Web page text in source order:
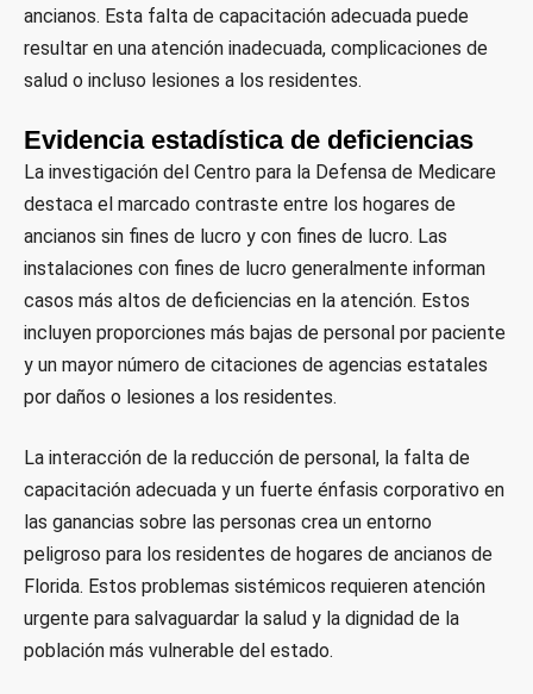
ancianos. Esta falta de capacitación adecuada puede
resultar en una atención inadecuada, complicaciones de
salud o incluso lesiones a los residentes.
Evidencia estadística de deficiencias
La investigación del Centro para la Defensa de Medicare
destaca el marcado contraste entre los hogares de
ancianos sin fines de lucro y con fines de lucro. Las
instalaciones con fines de lucro generalmente informan
casos más altos de deficiencias en la atención. Estos
incluyen proporciones más bajas de personal por paciente
y un mayor número de citaciones de agencias estatales
por daños o lesiones a los residentes.
La interacción de la reducción de personal, la falta de
capacitación adecuada y un fuerte énfasis corporativo en
las ganancias sobre las personas crea un entorno
peligroso para los residentes de hogares de ancianos de
Florida. Estos problemas sistémicos requieren atención
urgente para salvaguardar la salud y la dignidad de la
población más vulnerable del estado.